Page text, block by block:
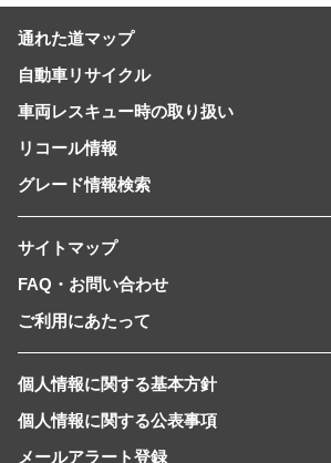
通れた道マップ
自動車リサイクル
車両レスキュー時の取り扱い
リコール情報
グレード情報検索
サイトマップ
FAQ・お問い合わせ
ご利用にあたって
個人情報に関する基本方針
個人情報に関する公表事項
メールアラート登録